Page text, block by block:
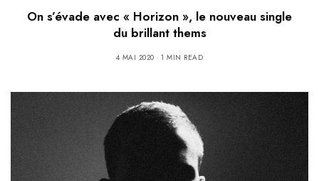
On s’évade avec « Horizon », le nouveau single
du brillant thems
4 MAI 2020 1 MIN READ